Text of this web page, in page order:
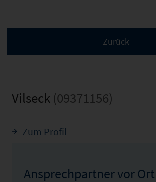
Vilseck (09371156)
Zum Profil
Ansprechpartner vor Ort